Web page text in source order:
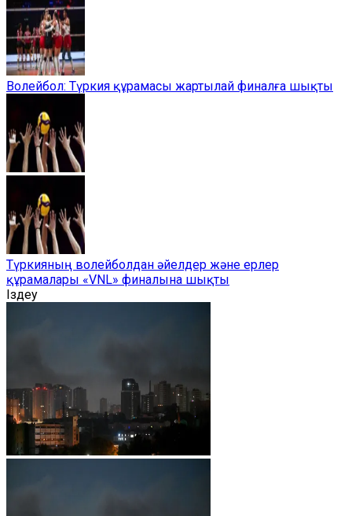
Волейбол: Түркия құрамасы жартылай финалға шықты
Түркияның волейболдан әйелдер және ерлер
құрамалары «VNL» финалына шықты
Іздеу